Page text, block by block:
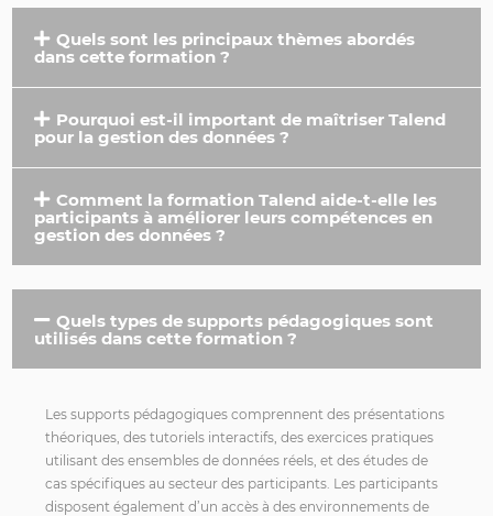
Quels sont les principaux thèmes abordés
dans cette formation ?
Pourquoi est-il important de maîtriser Talend
pour la gestion des données ?
Comment la formation Talend aide-t-elle les
participants à améliorer leurs compétences en
gestion des données ?
Quels types de supports pédagogiques sont
utilisés dans cette formation ?
Les supports pédagogiques comprennent des présentations
théoriques, des tutoriels interactifs, des exercices pratiques
utilisant des ensembles de données réels, et des études de
cas spécifiques au secteur des participants. Les participants
disposent également d’un accès à des environnements de